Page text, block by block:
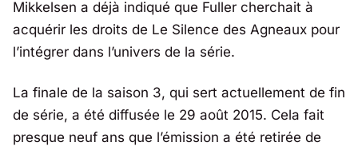
Mikkelsen a déjà indiqué que Fuller cherchait à
acquérir les droits de Le Silence des Agneaux pour
l’intégrer dans l’univers de la série.
La finale de la saison 3, qui sert actuellement de fin
de série, a été diffusée le 29 août 2015. Cela fait
presque neuf ans que l’émission a été retirée de